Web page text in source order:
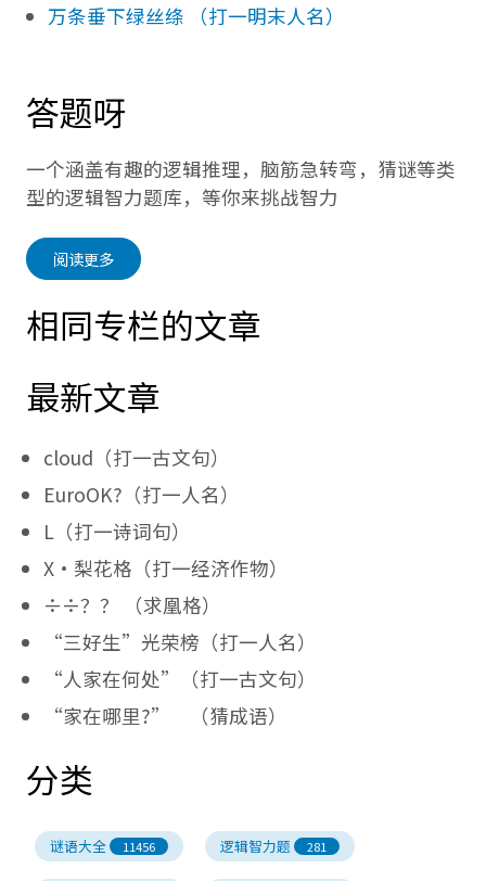
万条垂下绿丝绦 （打一明末人名）
答题呀
一个涵盖有趣的逻辑推理，脑筋急转弯，猜谜等类
型的逻辑智力题库，等你来挑战智力
阅读更多
相同专栏的文章
最新文章
cloud（打一古文句）
EuroOK?（打一人名）
L（打一诗词句）
X·梨花格（打一经济作物）
÷÷？？ （求凰格）
“三好生”光荣榜（打一人名）
“人家在何处”（打一古文句）
“家在哪里?” （猜成语）
分类
谜语大全 11456 逻辑智力题 281